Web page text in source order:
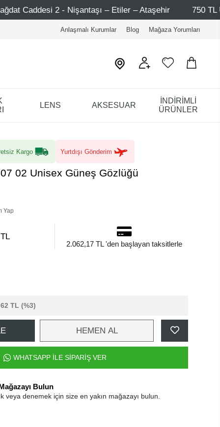
– Etiler – Ataşehir 750 TL Üzeri
Anlaşmalı Kurumlar Blog Mağaza Yorumları
LENS AKSESUAR
İNDİRİMLİ
ÜRÜNLER
Kargo Yurtdışı Gönderim
02 Unisex Güneş Gözlüğü
Yap
2.062,17 TL 'den başlayan taksitlerle
TL (%3)
HEMEN AL
WHATSAPP İLE SİPARİŞ VER
Bulun
veya denemek için size en yakın mağazayı bulun.